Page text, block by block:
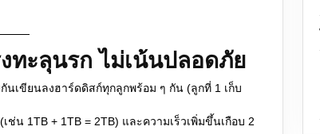
ทะลุนรก ไม่เน้นปลอดภัย
เขียนลงฮาร์ดดิสก์ทุกลูกพร้อม ๆ กัน (ลูกที่ 1 เก็บ
ช่น 1TB + 1TB = 2TB) และความเร็วเพิ่มขึ้นเกือบ 2